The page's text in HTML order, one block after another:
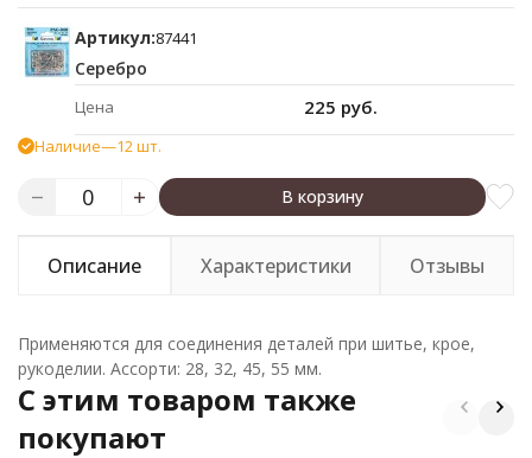
Артикул:87441
Серебро
Цена 225 руб.
Наличие—12 шт.
В корзину
Описание Характеристики Отзывы
Применяются для соединения деталей при шитье, крое,
рукоделии. Ассорти: 28, 32, 45, 55 мм.
C этим товаром также
покупают